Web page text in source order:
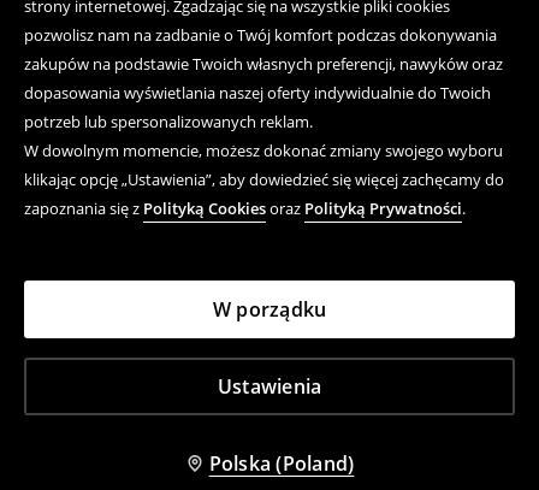
strony internetowej. Zgadzając się na wszystkie pliki cookies
pozwolisz nam na zadbanie o Twój komfort podczas dokonywania
zakupów na podstawie Twoich własnych preferencji, nawyków oraz
dopasowania wyświetlania naszej oferty indywidualnie do Twoich
potrzeb lub spersonalizowanych reklam.
W dowolnym momencie, możesz dokonać zmiany swojego wyboru
klikając opcję „Ustawienia”, aby dowiedzieć się więcej zachęcamy do
zapoznania się z Polityką Cookiesoraz Polityką Prywatności.
Ustawienia
W porządku
Polska (Poland)